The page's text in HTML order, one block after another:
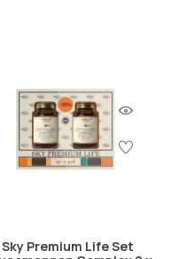
Sky Premium Life Set